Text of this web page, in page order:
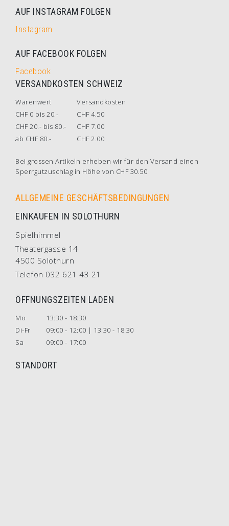
AUF INSTAGRAM FOLGEN
Instagram
AUF FACEBOOK FOLGEN
Facebook
VERSANDKOSTEN SCHWEIZ
Warenwert
Versandkosten
CHF 0 bis 20.-
CHF 4.50
CHF 20.- bis 80.-
CHF 7.00
ab CHF 80.-
CHF 2.00
Bei grossen Artikeln erheben wir für den Versand einen
Sperrgutzuschlag in Höhe von CHF 30.50
ALLGEMEINE GESCHÄFTSBEDINGUNGEN
EINKAUFEN IN SOLOTHURN
Spielhimmel
Theatergasse 14
4500 Solothurn
Telefon 032 621 43 21
ÖFFNUNGSZEITEN LADEN
Mo
13:30 - 18:30
Di-Fr
09:00 - 12:00 | 13:30 - 18:30
Sa
09:00 - 17:00
STANDORT